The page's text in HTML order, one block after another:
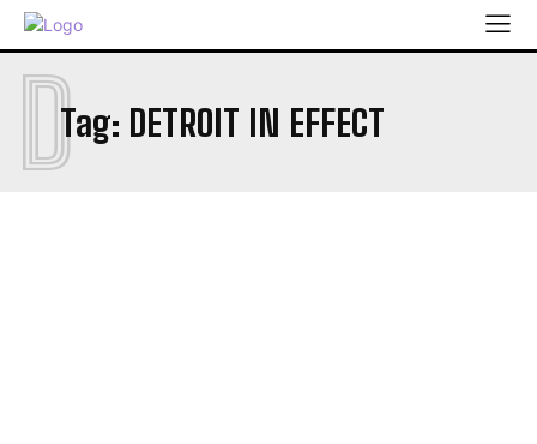
Tag: DETROIT IN EFFECT
D